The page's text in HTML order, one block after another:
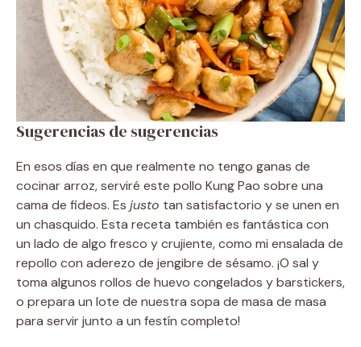
Sugerencias de sugerencias
En esos días en que realmente no tengo ganas de
cocinar arroz, serviré este pollo Kung Pao sobre una
cama de fideos. Es justo tan satisfactorio y se unen en
un chasquido. Esta receta también es fantástica con
un lado de algo fresco y crujiente, como mi ensalada de
repollo con aderezo de jengibre de sésamo. ¡O sal y
toma algunos rollos de huevo congelados y barstickers,
o prepara un lote de nuestra sopa de masa de masa
para servir junto a un festín completo!